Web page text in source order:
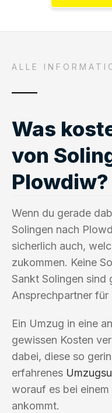
ALLE
Was
von
Plowdiw?
Wenn du gerade
Solingen nach
sicherlich auch,
zukommen. Keine
Sankt Solingen sind
Ansprechpartner für
Ein Umzug in eine
gewissen Kosten
dabei, diese so
erfahrenes
worauf es bei
ankommt.